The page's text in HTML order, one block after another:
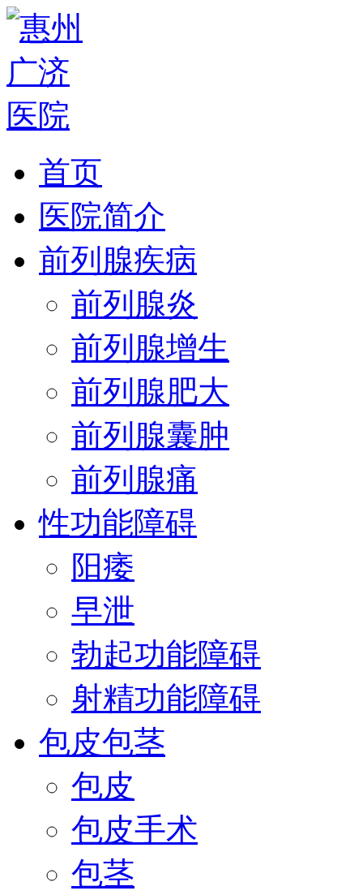
首页
医院简介
前列腺疾病
前列腺炎
前列腺增生
前列腺肥大
前列腺囊肿
前列腺痛
性功能障碍
阳痿
早泄
勃起功能障碍
射精功能障碍
包皮包茎
包皮
包皮手术
包茎